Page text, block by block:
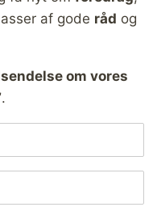
af gode råd og
om vores
.